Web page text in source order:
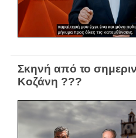
Σκηνή από το
Κοζάνη ???